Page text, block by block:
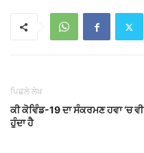
ਪਿਛਲੇ ਲੇਖ
ਕੀ ਕੋਵਿੰਡ-19 ਦਾ ਸੰਕਰਮਣ ਹਵਾ ‘ਚ ਵੀ
ਹੁੰਦਾ ਹੈ